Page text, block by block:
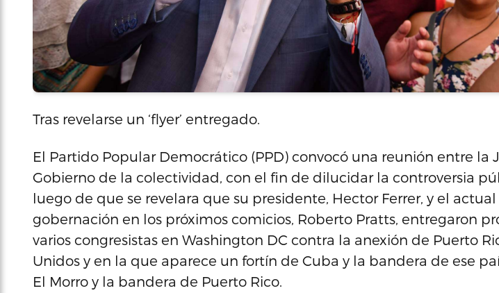
Tras revelarse un ‘flyer’ entregado.
El Partido Popular Democrático (PPD) convocó una reunión entre la
Gobierno de la colectividad, con el fin de dilucidar la controversia
luego de que se revelara que su presidente, Hector Ferrer, y el
gobernación en los próximos comicios, Roberto Pratts, entregaron
varios congresistas en Washington DC contra la anexión de Puerto
Unidos y en la que aparece un fortín de Cuba y la bandera de ese
El Morro y la bandera de Puerto Rico.